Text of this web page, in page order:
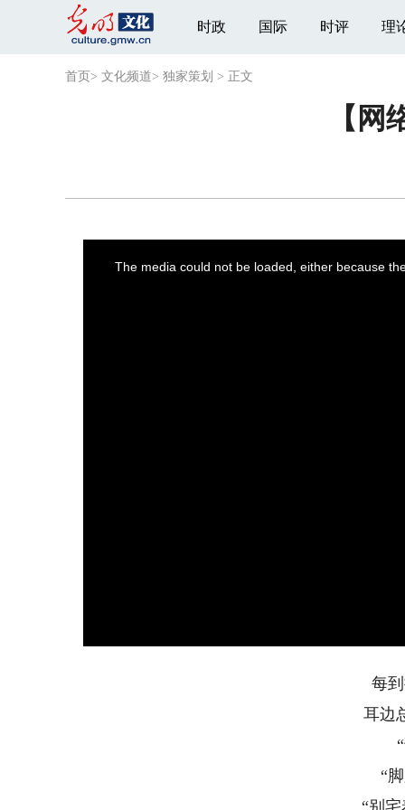
时政 国际 时评 理
首页 > 文化频道> 独家策划 > 正文
【
The media could not be loaded, either because
每
耳边
“
“别